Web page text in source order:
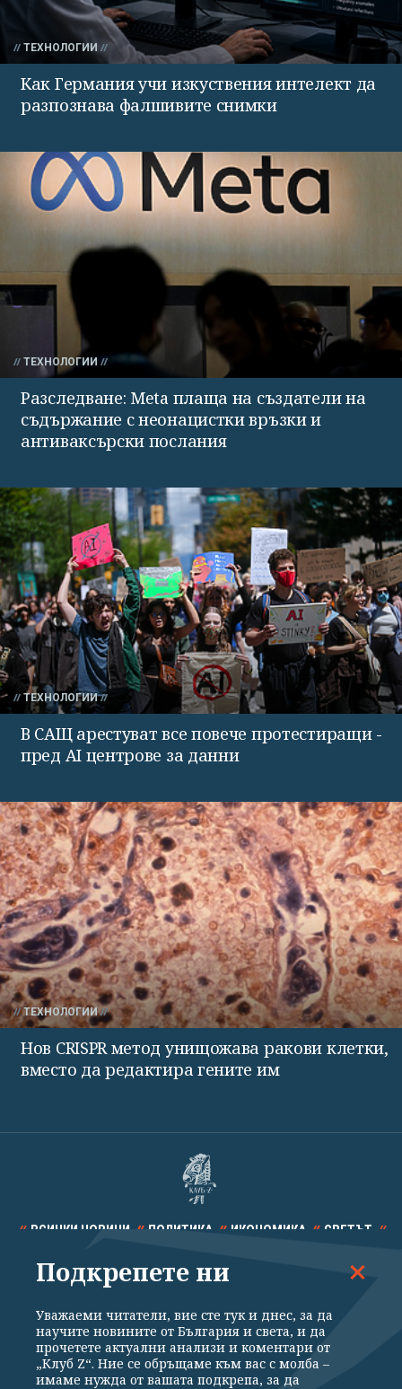
ТЕХНОЛОГИИ
Как Германия учи изкуствения интелект да
разпознава фалшивите снимки
ТЕХНОЛОГИИ
Разследване: Meta плаща на създатели на
съдържание с неонацистки връзки и
антиваксърски послания
ТЕХНОЛОГИИ
В САЩ арестуват все повече протестиращи -
пред AI центрове за данни
ТЕХНОЛОГИИ
Нов CRISPR метод унищожава ракови клетки,
вместо да редактира гените им
ВСИЧКИ НОВИНИ ПОЛИТИКА ИКОНОМИКА СВЕТЪТ
СПОРТ КУЛТУРА ТЕХНОЛОГИИ КАЛЕЙДОСКОП
Подкрепете ни
Уважаеми читатели, вие сте тук и днес, за да
научите новините от България и света, и да
прочетете актуални анализи и коментари от
„Клуб Z“. Ние се обръщаме към вас с молба –
имаме нужда от вашата подкрепа, за да